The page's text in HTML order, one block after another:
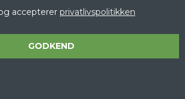
accepterer privatlivspolitikken
GODKEND